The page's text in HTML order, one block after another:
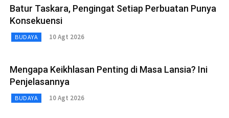
Batur Taskara, Pengingat Setiap Perbuatan Punya
Konsekuensi
BUDAYA 10 Agt 2026
Mengapa Keikhlasan Penting di Masa Lansia? Ini
Penjelasannya
BUDAYA 10 Agt 2026